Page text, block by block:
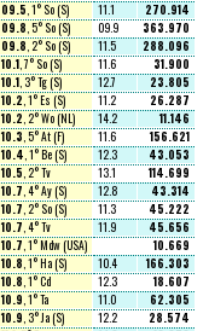
09.5, 1° So (S) 11.1 270.914
09.8, 5° So (S) 09.9 363.970
09.8, 2° So (S) 11.5 288.096
10.1, 7° So (S) 11.6 31.900
10.1, 3° Tg (S) 12.7 23.805
10.2, 1° Es (S) 11.2 26.287
10.2, 2° Wo (NL) 14.2 11.146
10.3, 5° At (F) 11.6 156.621
10.4, 1° Be (S) 12.3 43.053
10.5, 2° Tv 13.1 114.699
10.7, 4° Ay (S) 12.8 43.314
10.7, 2° So (S) 11.3 45.222
10.7, 4° Tv 11.9 45.656
10.7, 1° Mdw (USA) 10.669
10.8, 1° Ha (S) 10.4 166.303
10.8, 1° Cd 12.3 18.607
10.9, 1° Ta 11.0 62.305
10.9, 3° Ja (S) 12.2 28.574